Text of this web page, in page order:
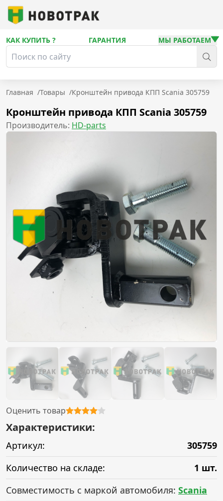
КАК КУПИТЬ ? ГАРАНТИЯ МЫ РАБОТАЕМ
Главная /Товары /Кронштейн привода КПП Scania 305759
Кронштейн привода КПП Scania 305759
Производитель: HD-parts
Оценить товар
Характеристики:
Артикул:
305759
Количество на складе:
1 шт.
Совместимость с маркой автомобиля: Scania